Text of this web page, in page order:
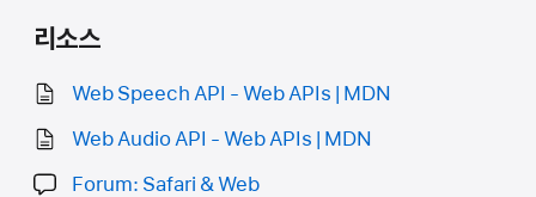
리소스
Web Speech API - Web APIs | MDN
Web Audio API - Web APIs | MDN
Forum: Safari & Web